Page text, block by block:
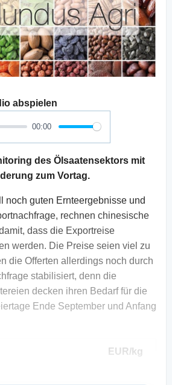
abspielen
00:00
des Ölsaatensektors mit
zum Vortag.
noch guten Ernteergebnisse und
rechnen chinesische
dass die Exportreise
werden. Die Preise seien viel zu
die Offerten allerdings noch durch
stabilisiert, denn die
decken ihren Bedarf für die
Ende September und Anfang
EUR/kg